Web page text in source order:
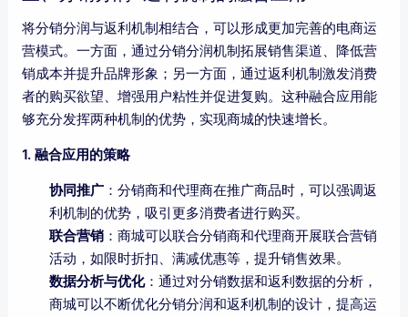
将分销分润与返利机制相结合，可以形成更加完善的电商运
营模式。一方面，通过分销分润机制拓展销售渠道、降低营
销成本并提升品牌形象；另一方面，通过返利机制激发消费
者的购买欲望、增强用户粘性并促进复购。这种融合应用能
够充分发挥两种机制的优势，实现商城的快速增长。
1. 融合应用的策略
协同推广：分销商和代理商在推广商品时，可以强调返
利机制的优势，吸引更多消费者进行购买。
联合营销：商城可以联合分销商和代理商开展联合营销
活动，如限时折扣、满减优惠等，提升销售效果。
数据分析与优化：通过对分销数据和返利数据的分析，
商城可以不断优化分销分润和返利机制的设计，提高运